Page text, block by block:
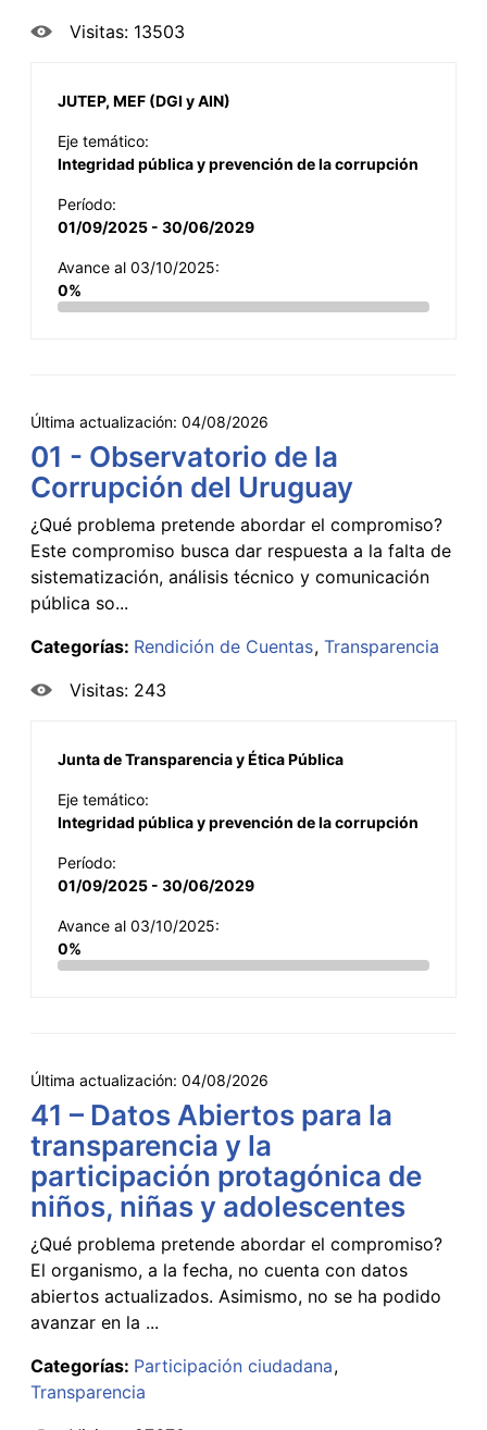
Visitas: 13503
JUTEP, MEF (DGI y AIN)
Eje temático:
Integridad pública y prevención de la corrupción
Período:
01/09/2025 - 30/06/2029
Avance al 03/10/2025:
0%
Última actualización: 04/08/2026
01 - Observatorio de la
Corrupción del Uruguay
¿Qué problema pretende abordar el compromiso?
Este compromiso busca dar respuesta a la falta de
sistematización, análisis técnico y comunicación
pública so...
Categorías: Rendición de Cuentas Transparencia
Visitas: 243
Junta de Transparencia y Ética Pública
Eje temático:
Integridad pública y prevención de la corrupción
Período:
01/09/2025 - 30/06/2029
Avance al 03/10/2025:
0%
Última actualización: 04/08/2026
41 – Datos Abiertos para la
transparencia y la
participación protagónica de
niños, niñas y adolescentes
¿Qué problema pretende abordar el compromiso?
El organismo, a la fecha, no cuenta con datos
abiertos actualizados. Asimismo, no se ha podido
avanzar en la ...
Categorías: Participación ciudadana
Transparencia